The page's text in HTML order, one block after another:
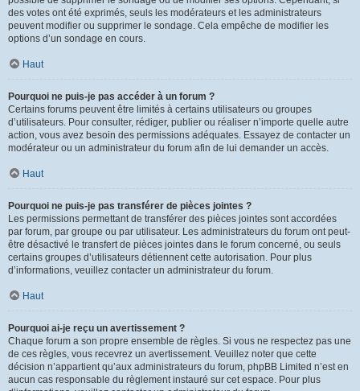
des votes ont été exprimés, seuls les modérateurs et les administrateurs
peuvent modifier ou supprimer le sondage. Cela empêche de modifier les
options d’un sondage en cours.
Haut
Pourquoi ne puis-je pas accéder à un forum ?
Certains forums peuvent être limités à certains utilisateurs ou groupes
d’utilisateurs. Pour consulter, rédiger, publier ou réaliser n’importe quelle autre
action, vous avez besoin des permissions adéquates. Essayez de contacter un
modérateur ou un administrateur du forum afin de lui demander un accès.
Haut
Pourquoi ne puis-je pas transférer de pièces jointes ?
Les permissions permettant de transférer des pièces jointes sont accordées
par forum, par groupe ou par utilisateur. Les administrateurs du forum ont peut-
être désactivé le transfert de pièces jointes dans le forum concerné, ou seuls
certains groupes d’utilisateurs détiennent cette autorisation. Pour plus
d’informations, veuillez contacter un administrateur du forum.
Haut
Pourquoi ai-je reçu un avertissement ?
Chaque forum a son propre ensemble de règles. Si vous ne respectez pas une
de ces règles, vous recevrez un avertissement. Veuillez noter que cette
décision n’appartient qu’aux administrateurs du forum, phpBB Limited n’est en
aucun cas responsable du règlement instauré sur cet espace. Pour plus